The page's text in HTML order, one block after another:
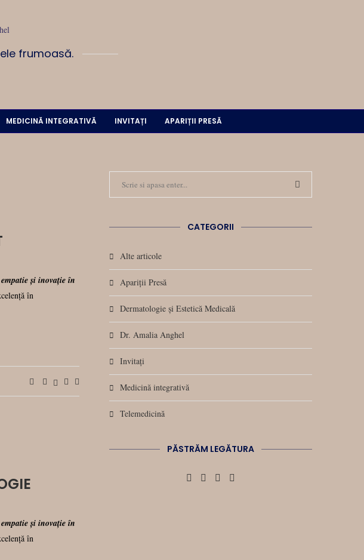
frumoasă.
MEDICINĂ INTEGRATIVĂ INVITAȚI APARIȚII PRESĂ
și inovație în
în
și inovație în
în
CATEGORII
Alte articole
Apariții Presă
Dermatologie și Estetică Medicală
Dr. Amalia Anghel
Invitați
Medicină integrativă
Telemedicină
PĂSTRĂM LEGĂTURA